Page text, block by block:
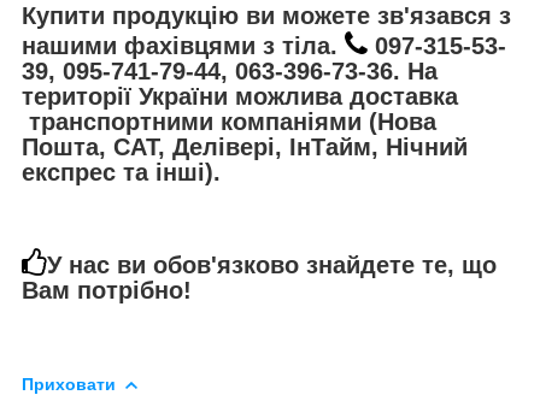
Купити продукцію ви можете зв'язався з
нашими фахівцями з тіла.
097-315-53-
39, 095-741-79-44, 063-396-73-36. На
території України можлива доставка
транспортними компаніями (Нова
Пошта, САТ, Делівері, ІнТайм, Нічний
експрес та інші).
У нас ви обов'язково знайдете те, що
Вам потрібно!
Приховати